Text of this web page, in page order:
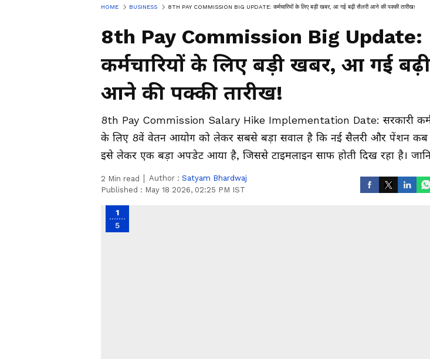
HOME BUSINESS 8TH PAY COMMISSION BIG UPDATE: कर्मचारियों के लिए बड़ी खबर, आ गई बढ़ी सैलरी आने की पक्की तारीख!
8th Pay Commission Big Update:
कर्मचारियों के लिए बड़ी खबर, आ गई
आने की पक्की तारीख!
8th Pay Commission Salary Hike Implementation Date: सरकारी
के लिए 8वें वेतन आयोग को लेकर सबसे बड़ा सवाल है कि नई सैलरी और पेंशन कब
इसे लेकर एक बड़ा अपडेट आया है, जिससे टाइमलाइन साफ होती दिख रहा है।
2 Min read Author : Satyam Bhardwaj
Published : May 18 2026, 02:25 PM IST
1
5